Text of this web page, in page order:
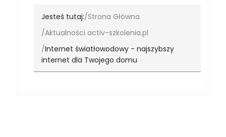
Jesteś tutaj: Strona Główna
Aktualności activ-szkolenia.pl
Internet światłowodowy - najszybszy
internet dla Twojego domu